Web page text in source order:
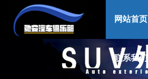
网站首页
联系我们